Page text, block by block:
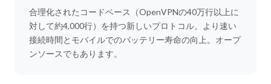
合理化されたコードベース（OpenVPNの40万行以上に
対して約4,000行）を持つ新しいプロトコル。より速い
接続時間とモバイルでのバッテリー寿命の向上。オープ
ンソースでもあります。